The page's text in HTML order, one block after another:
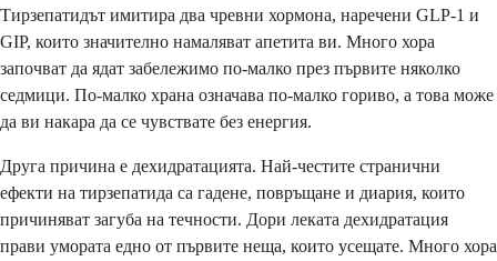
Тирзепатидът имитира два чревни хормона, наречени GLP-1 и
GIP, които значително намаляват апетита ви. Много хора
започват да ядат забележимо по-малко през първите няколко
седмици. По-малко храна означава по-малко гориво, а това може
да ви накара да се чувствате без енергия.
Друга причина е дехидратацията. Най-честите странични
ефекти на тирзепатида са гадене, повръщане и диария, които
причиняват загуба на течности. Дори леката дехидратация
прави умората едно от първите неща, които усещате. Много хора